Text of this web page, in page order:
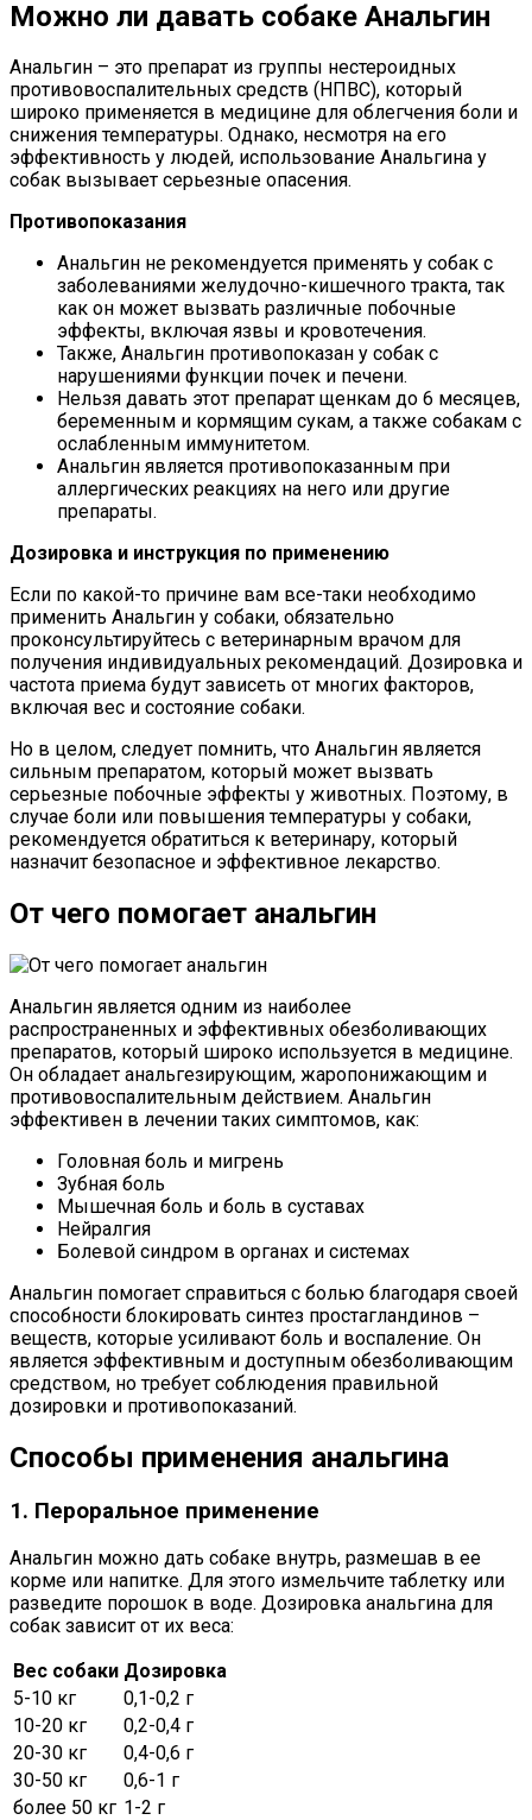
Можно ли давать собаке Анальгин
Анальгин – это препарат из группы нестероидных
противовоспалительных средств (НПВС), который
широко применяется в медицине для облегчения боли и
снижения температуры. Однако, несмотря на его
эффективность у людей, использование Анальгина у
собак вызывает серьезные опасения.
Противопоказания
Анальгин не рекомендуется применять у собак с
заболеваниями желудочно-кишечного тракта, так
как он может вызвать различные побочные
эффекты, включая язвы и кровотечения.
Также, Анальгин противопоказан у собак с
нарушениями функции почек и печени.
Нельзя давать этот препарат щенкам до 6 месяцев,
беременным и кормящим сукам, а также собакам с
ослабленным иммунитетом.
Анальгин является противопоказанным при
аллергических реакциях на него или другие
препараты.
Дозировка и инструкция по применению
Если по какой-то причине вам все-таки необходимо
применить Анальгин у собаки, обязательно
проконсультируйтесь с ветеринарным врачом для
получения индивидуальных рекомендаций. Дозировка и
частота приема будут зависеть от многих факторов,
включая вес и состояние собаки.
Но в целом, следует помнить, что Анальгин является
сильным препаратом, который может вызвать
серьезные побочные эффекты у животных. Поэтому, в
случае боли или повышения температуры у собаки,
рекомендуется обратиться к ветеринару, который
назначит безопасное и эффективное лекарство.
От чего помогает анальгин
Анальгин является одним из наиболее
распространенных и эффективных обезболивающих
препаратов, который широко используется в медицине.
Он обладает анальгезирующим, жаропонижающим и
противовоспалительным действием. Анальгин
эффективен в лечении таких симптомов, как:
Головная боль и мигрень
Зубная боль
Мышечная боль и боль в суставах
Нейралгия
Болевой синдром в органах и системах
Анальгин помогает справиться с болью благодаря своей
способности блокировать синтез простагландинов –
веществ, которые усиливают боль и воспаление. Он
является эффективным и доступным обезболивающим
средством, но требует соблюдения правильной
дозировки и противопоказаний.
Способы применения анальгина
1. Пероральное применение
Анальгин можно дать собаке внутрь, размешав в ее
корме или напитке. Для этого измельчите таблетку или
разведите порошок в воде. Дозировка анальгина для
собак зависит от их веса:
Вес собаки Дозировка
5-10 кг
0,1-0,2 г
10-20 кг
0,2-0,4 г
20-30 кг
0,4-0,6 г
30-50 кг
0,6-1 г
более 50 кг 1-2 г